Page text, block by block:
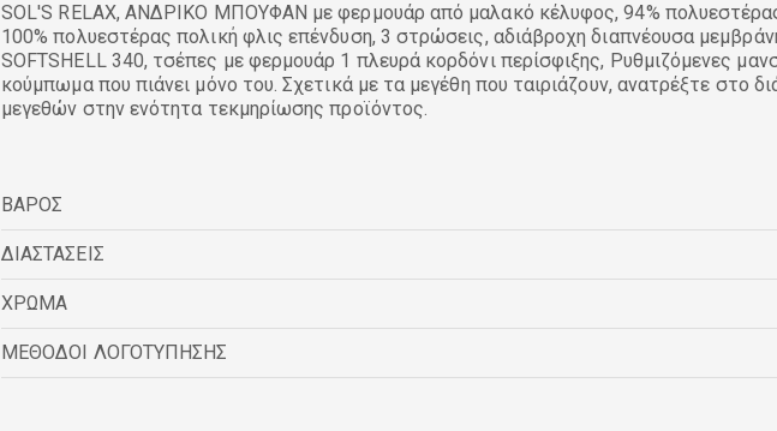
SOL'S RELAX, ΑΝΔΡΙΚΟ ΜΠΟΥΦΑΝ με φερμουάρ από μαλακό κέλυφος, 94%
100% πολυεστέρας πολική φλις επένδυση, 3 στρώσεις, αδιάβροχη διαπνέουσα
SOFTSHELL 340, τσέπες με φερμουάρ 1 πλευρά κορδόνι περίσφιξης, Ρυθμιζόμενες
κούμπωμα που πιάνει μόνο του. Σχετικά με τα μεγέθη που ταιριάζουν, ανατρέξτε στο
μεγεθών στην ενότητα τεκμηρίωσης προϊόντος.
ΒΑΡΟΣ
ΔΙΑΣΤΑΣΕΙΣ
ΧΡΩΜΑ
ΜΕΘΟΔΟΙ ΛΟΓΟΤΥΠΗΣΗΣ